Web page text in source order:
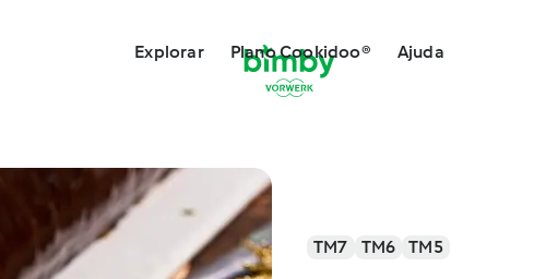
Explorar Plano Cookidoo® Ajuda
TM7 TM6 TM5